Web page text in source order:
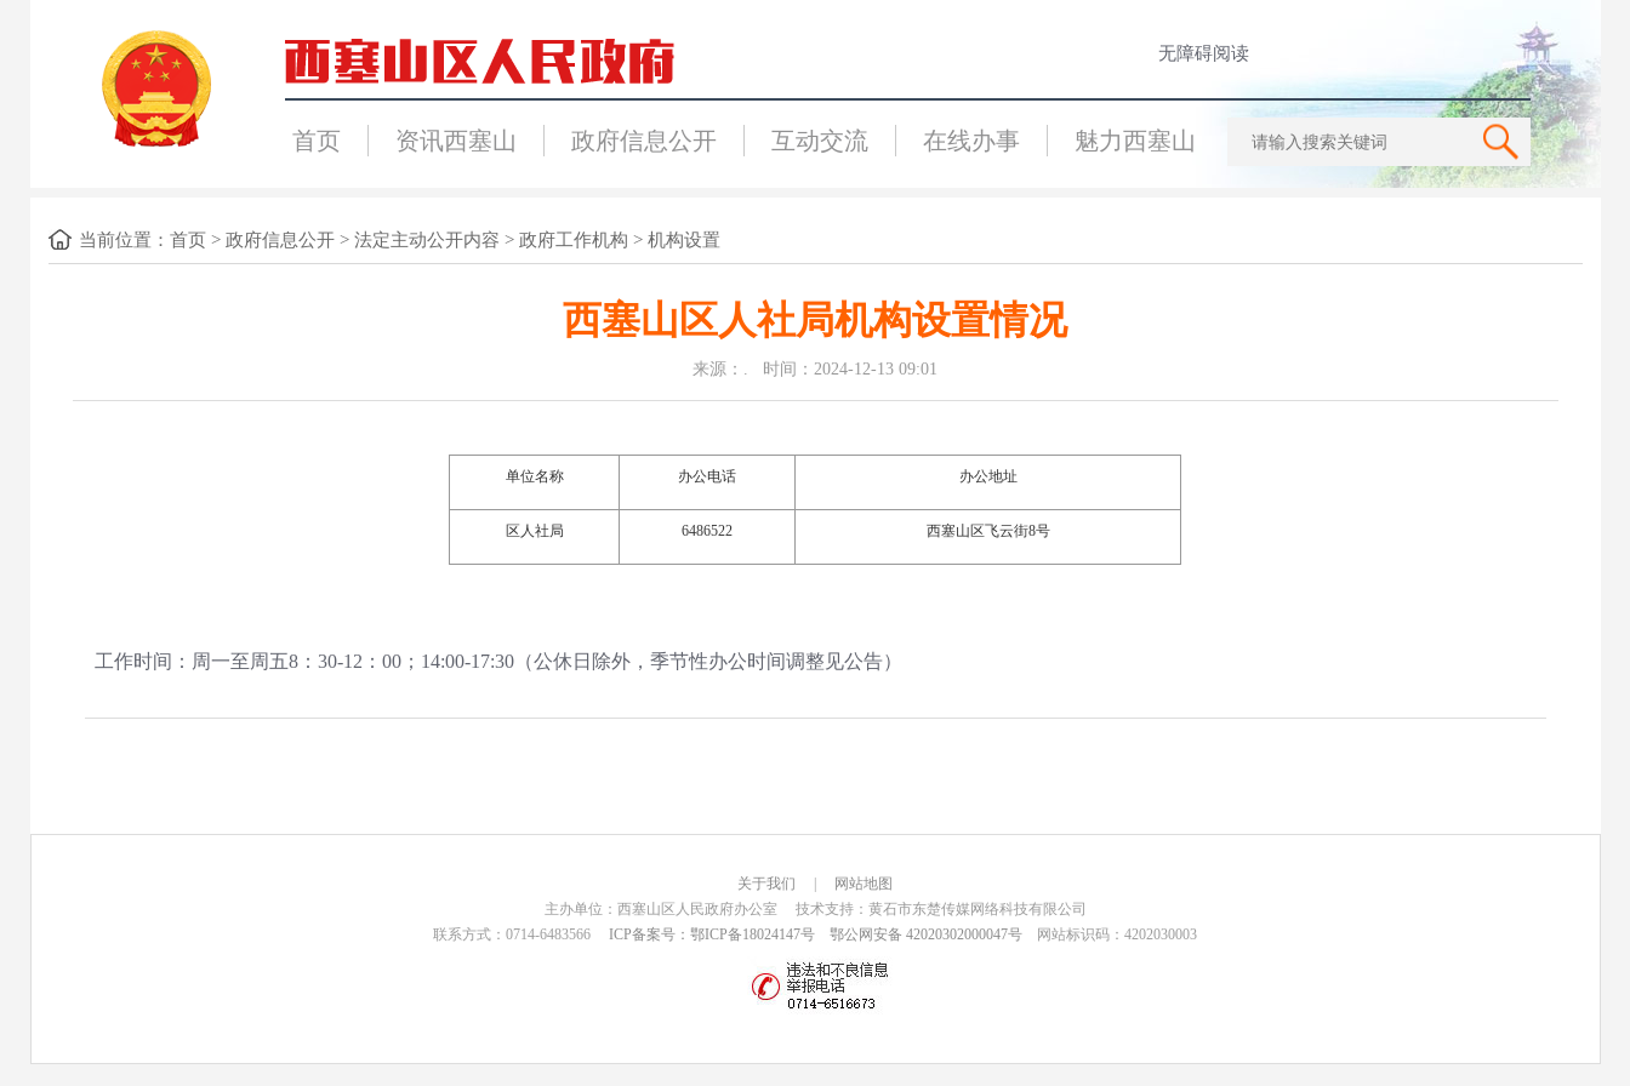
无障碍阅读
首页 资讯西塞山 政府信息公开 互动交流 在线办事 魅力西塞山
当前位置： 首页> 政府信息公开> 法定主动公开内容 > 政府工作机构 > 机构设置
西塞山区人社局机构设置情况
来源：. 时间：2024-12-13 09:01
单位名称 办公电话 办公地址
区 人社局 6486522 西塞山区飞云街8号
工作时间：周一至周五8：30-12：00；14:00-17:30（公休日除外，季节性办公时间调整见公告）
关于我们
网站地图
主办单位：西塞山区人民政府办公室 技术支持：黄石市东楚传媒网络科技有限公司
联系方式：0714-6483566 ICP备案号：鄂ICP备18024147号 鄂公网安备 42020302000047号 网站标识码：4202030003